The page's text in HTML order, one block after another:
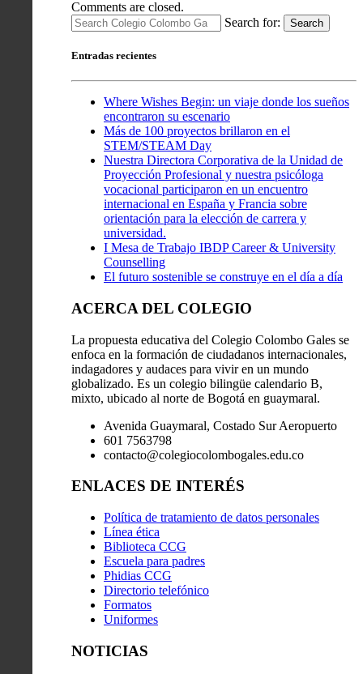
Comments are closed.
Search for:
Search
Entradas recientes
Where Wishes Begin: un viaje donde los sueños
encontraron su escenario
Más de 100 proyectos brillaron en el
STEM/STEAM Day
Nuestra Directora Corporativa de la Unidad de
Proyección Profesional y nuestra psicóloga
vocacional participaron en un encuentro
internacional en España y Francia sobre
orientación para la elección de carrera y
universidad.
I Mesa de Trabajo IBDP Career & University
Counselling
El futuro sostenible se construye en el día a día
ACERCA DEL COLEGIO
La propuesta educativa del Colegio Colombo Gales se
enfoca en la formación de ciudadanos internacionales,
indagadores y audaces para vivir en un mundo
globalizado. Es un colegio bilingüe calendario B,
mixto, ubicado al norte de Bogotá en guaymaral.
Avenida Guaymaral, Costado Sur Aeropuerto
601 7563798
contacto@colegiocolombogales.edu.co
ENLACES DE INTERÉS
Política de tratamiento de datos personales
Línea ética
Biblioteca CCG
Escuela para padres
Phidias CCG
Directorio telefónico
Formatos
Uniformes
NOTICIAS